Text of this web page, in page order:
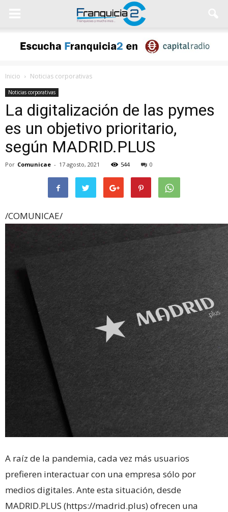
Inicio Noticias corporativas
Noticias corporativas
La digitalización de las pymes
es un objetivo prioritario,
según MADRID.PLUS
Por Comunicae - 17 agosto, 2021 544 0
/COMUNICAE/
A raíz de la pandemia, cada vez más usuarios
prefieren interactuar con una empresa sólo por
medios digitales. Ante esta situación, desde
MADRID.PLUS (https://madrid.plus) ofrecen una